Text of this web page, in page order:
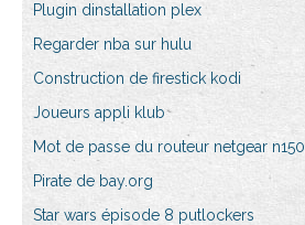
Plugin dinstallation plex
Regarder nba sur hulu
Construction de firestick kodi
Joueurs appli klub
Mot de passe du routeur netgear n150
Pirate de bay.org
Star wars épisode 8 putlockers